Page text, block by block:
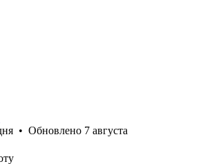
• Обновлено 7 августа